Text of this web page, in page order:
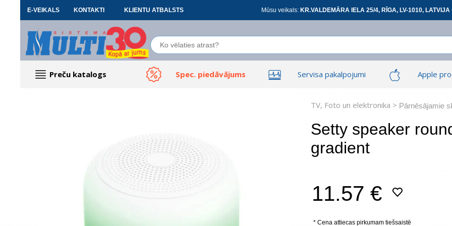
E-VEIKALS KONTAKTI KLIENTU ATBALSTS Mūsu veikals: KR.VALDEMĀRA IELA 25/4, RĪGA, LV-1010,
Ieiet
Ieiet
Preču katalogs Spec. piedāvājums Servisa pakalpojumi Apple
Tīkla produkti Viedierīces
TV, Foto un elektronika > Pārnēsājamie
Setty speaker
gradient
11.57 €
* Cena attiecas pirkumam tiešsaistē